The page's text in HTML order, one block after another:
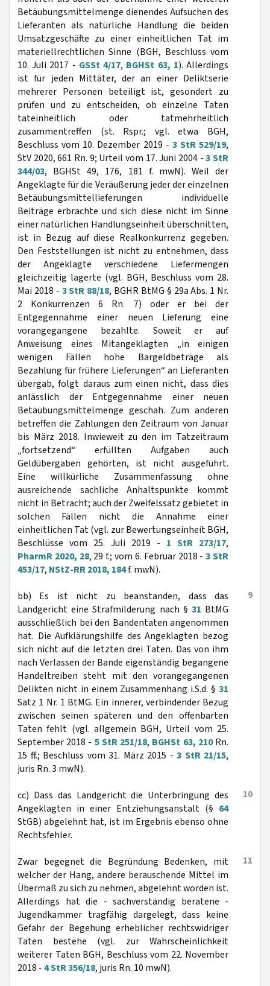
Betäubungsmittelmenge dienendes Aufsuchen des
Lieferanten als natürliche Handlung die beiden
Umsatzgeschäfte zu einer einheitlichen Tat im
materiellrechtlichen Sinne (BGH, Beschluss vom
10. Juli 2017 - GSSt 4/17, BGHSt 63, 1). Allerdings
ist für jeden Mittäter, der an einer Deliktserie
mehrerer Personen beteiligt ist, gesondert zu
prüfen und zu entscheiden, ob einzelne Taten
tateinheitlich oder tatmehrheitlich
zusammentreffen (st. Rspr.; vgl. etwa BGH,
Beschluss vom 10. Dezember 2019 - 3 StR 529/19,
StV 2020, 661 Rn. 9; Urteil vom 17. Juni 2004 -3 StR
344/03, BGHSt 49, 176, 181 f. mwN). Weil der
Angeklagte für die Veräußerung jeder der einzelnen
Betäubungsmittellieferungen individuelle
Beiträge erbrachte und sich diese nicht im Sinne
einer natürlichen Handlungseinheit überschnitten,
ist in Bezug auf diese Realkonkurrenz gegeben.
Den Feststellungen ist nicht zu entnehmen, dass
der Angeklagte verschiedene Liefermengen
gleichzeitig lagerte (vgl. BGH, Beschluss vom 28.
Mai 2018 - 3 StR 88/18, BGHR BtMG § 29a Abs. 1 Nr.
2 Konkurrenzen 6 Rn. 7) oder er bei der
Entgegennahme einer neuen Lieferung eine
vorangegangene bezahlte. Soweit er auf
Anweisung eines Mitangeklagten „in einigen
wenigen Fällen hohe Bargeldbeträge als
Bezahlung für frühere Lieferungen“ an Lieferanten
übergab, folgt daraus zum einen nicht, dass dies
anlässlich der Entgegennahme einer neuen
Betäubungsmittelmenge geschah. Zum anderen
betreffen die Zahlungen den Zeitraum von Januar
bis März 2018. Inwieweit zu den im Tatzeitraum
„fortsetzend“ erfüllten Aufgaben auch
Geldübergaben gehörten, ist nicht ausgeführt.
Eine willkürliche Zusammenfassung ohne
ausreichende sachliche Anhaltspunkte kommt
nicht in Betracht; auch der Zweifelssatz gebietet in
solchen Fällen nicht die Annahme einer
einheitlichen Tat (vgl. zur Bewertungseinheit BGH,
Beschlüsse vom 25. Juli 2019 - 1 StR 273/17,
PharmR 2020, 28, 29 f.; vom 6. Februar 2018 -3 StR
453/17, NStZ-RR 2018, 184f. mwN).
9
bb) Es ist nicht zu beanstanden, dass das
Landgericht eine Strafmilderung nach § 31 BtMG
ausschließlich bei den Bandentaten angenommen
hat. Die Aufklärungshilfe des Angeklagten bezog
sich nicht auf die letzten drei Taten. Das von ihm
nach Verlassen der Bande eigenständig begangene
Handeltreiben steht mit den vorangegangenen
Delikten nicht in einem Zusammenhang i.S.d. § 31
Satz 1 Nr. 1 BtMG. Ein innerer, verbindender Bezug
zwischen seinen späteren und den offenbarten
Taten fehlt (vgl. allgemein BGH, Urteil vom 25.
September 2018 - 5 StR 251/18, BGHSt 63, 210Rn.
15 ff.; Beschluss vom 31. März 2015 - 3 StR 21/15,
juris Rn. 3 mwN).
10
cc) Dass das Landgericht die Unterbringung des
Angeklagten in einer Entziehungsanstalt (§ 64
StGB) abgelehnt hat, ist im Ergebnis ebenso ohne
Rechtsfehler.
11
Zwar begegnet die Begründung Bedenken, mit
welcher der Hang, andere berauschende Mittel im
Übermaß zu sich zu nehmen, abgelehnt worden ist.
Allerdings hat die - sachverständig beratene -
Jugendkammer tragfähig dargelegt, dass keine
Gefahr der Begehung erheblicher rechtswidriger
Taten bestehe (vgl. zur Wahrscheinlichkeit
weiterer Taten BGH, Beschluss vom 22. November
2018 -4 StR 356/18, juris Rn. 10 mwN).